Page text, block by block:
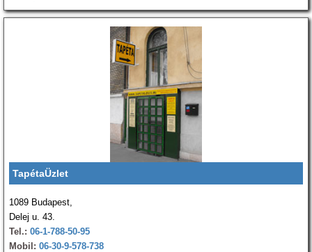
TapétaÜzlet
1089 Budapest,
Delej u. 43.
Tel.: 06-1-788-50-95
Mobil: 06-30-9-578-738